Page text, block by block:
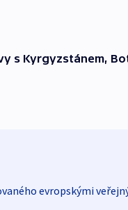
s Kyrgyzstánem,
evropskými